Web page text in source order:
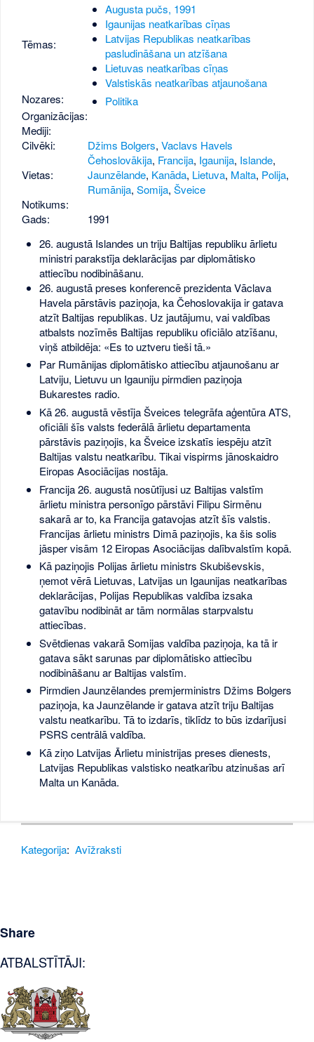
Tēmas:
Augusta pučs, 1991
Igaunijas neatkarības cīņas
Latvijas Republikas neatkarības
pasludināšana un atzīšana
Lietuvas neatkarības cīņas
Valstiskās neatkarības atjaunošana
Nozares:
Politika
Organizācijas:
Mediji:
Cilvēki:
Džims Bolgers,Vaclavs Havels
Vietas:
Čehoslovākija, Francija, Igaunija, Islande,
Jaunzēlande, Kanāda, Lietuva, Malta, Polija,
Rumānija,Somija,Šveice
Notikums:
Gads:
1991
26. augustā Islandes un triju Baltijas republiku ārlietu
ministri parakstīja deklarācijas par diplomātisko
attiecību nodibināšanu.
26. augustā preses konferencē prezidenta Vāclava
Havela pārstāvis paziņoja, ka Čehoslovakija ir gatava
atzīt Baltijas republikas. Uz jautājumu, vai valdības
atbalsts nozīmēs Baltijas republiku oficiālo atzīšanu,
viņš atbildēja: «Es to uztveru tieši tā.»
Par Rumānijas diplomātisko attiecību atjaunošanu ar
Latviju, Lietuvu un Igauniju pirmdien paziņoja
Bukarestes radio.
Kā 26. augustā vēstīja Šveices telegrāfa aģentūra ATS,
oficiāli šīs valsts federālā ārlietu departamenta
pārstāvis paziņojis, ka Šveice izskatīs iespēju atzīt
Baltijas valstu neatkarību. Tikai vispirms jānoskaidro
Eiropas Asociācijas nostāja.
Francija 26. augustā nosūtījusi uz Baltijas valstīm
ārlietu ministra personīgo pārstāvi Filipu Sirmēnu
sakarā ar to, ka Francija gatavojas atzīt šīs valstis.
Francijas ārlietu ministrs Dimā paziņojis, ka šis solis
jāsper visām 12 Eiropas Asociācijas dalībvalstīm kopā.
Kā paziņojis Polijas ārlietu ministrs Skubiševskis,
ņemot vērā Lietuvas, Latvijas un Igaunijas neatkarības
deklarācijas, Polijas Republikas valdība izsaka
gatavību nodibināt ar tām normālas starpvalstu
attiecības.
Svētdienas vakarā Somijas valdība paziņoja, ka tā ir
gatava sākt sarunas par diplomātisko attiecību
nodibināšanu ar Baltijas valstīm.
Pirmdien Jaunzēlandes premjerministrs Džims Bolgers
paziņoja, ka Jaunzēlande ir gatava atzīt triju Baltijas
valstu neatkarību. Tā to izdarīs, tiklīdz to būs izdarījusi
PSRS centrālā valdība.
Kā ziņo Latvijas Ārlietu ministrijas preses dienests,
Latvijas Republikas valstisko neatkarību atzinušas arī
Malta un Kanāda.
Kategorija: Avīžraksti
Share
ATBALSTĪTĀJI: